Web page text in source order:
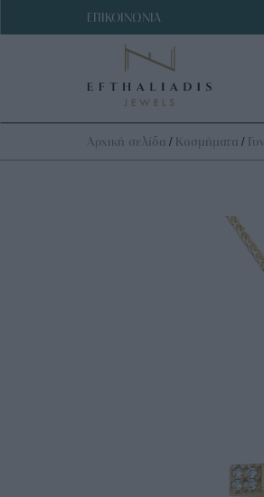
ΕΠΙΚΟΙΝΩΝΙΑ
Αρχική σελίδα / Κοσμήματα /